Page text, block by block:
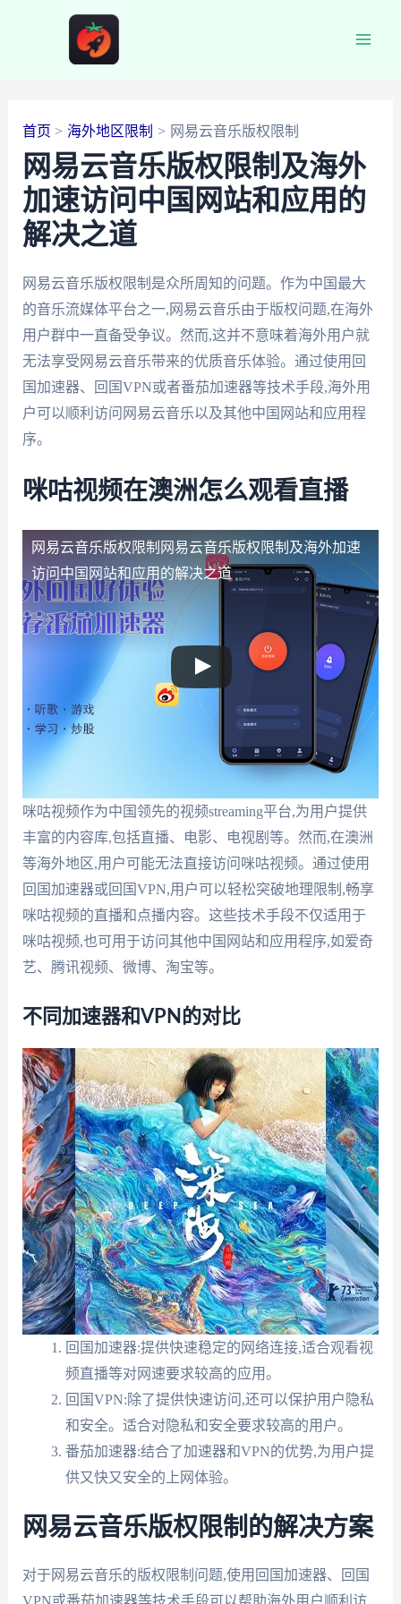
首页 海外地区限制 网易云音乐版权限制
网易云音乐版权限制及海外
加速访问中国网站和应用的
解决之道
网易云音乐版权限制是众所周知的问题。作为中国最大
的音乐流媒体平台之一,网易云音乐由于版权问题,在海外
用户群中一直备受争议。然而,这并不意味着海外用户就
无法享受网易云音乐带来的优质音乐体验。通过使用回
国加速器、回国VPN或者番茄加速器等技术手段,海外用
户可以顺利访问网易云音乐以及其他中国网站和应用程
序。
咪咕视频在澳洲怎么观看直播
网易云音乐版权限制 网易云音乐版权限制及海外加速
访问中国网站和应用的解决之道
咪咕视频作为中国领先的视频streaming平台,为用户提供
丰富的内容库,包括直播、电影、电视剧等。然而,在澳洲
等海外地区,用户可能无法直接访问咪咕视频。通过使用
回国加速器或回国VPN,用户可以轻松突破地理限制,畅享
咪咕视频的直播和点播内容。这些技术手段不仅适用于
咪咕视频,也可用于访问其他中国网站和应用程序,如爱奇
艺、腾讯视频、微博、淘宝等。
不同加速器和VPN的对比
回国加速器:提供快速稳定的网络连接,适合观看视
频直播等对网速要求较高的应用。
回国VPN:除了提供快速访问,还可以保护用户隐私
和安全。适合对隐私和安全要求较高的用户。
番茄加速器:结合了加速器和VPN的优势,为用户提
供又快又安全的上网体验。
网易云音乐版权限制的解决方案
对于网易云音乐的版权限制问题,使用回国加速器、回国
VPN或番茄加速器等技术手段可以帮助海外用户顺利访